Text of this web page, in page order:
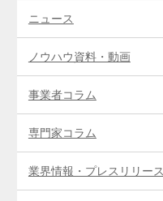
ニュース
ノウハウ資料・動画
事業者コラム
専門家コラム
業界情報・プレスリリース